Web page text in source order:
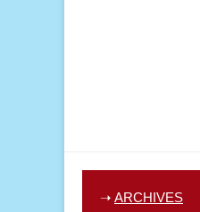
➝ ARCHIVES